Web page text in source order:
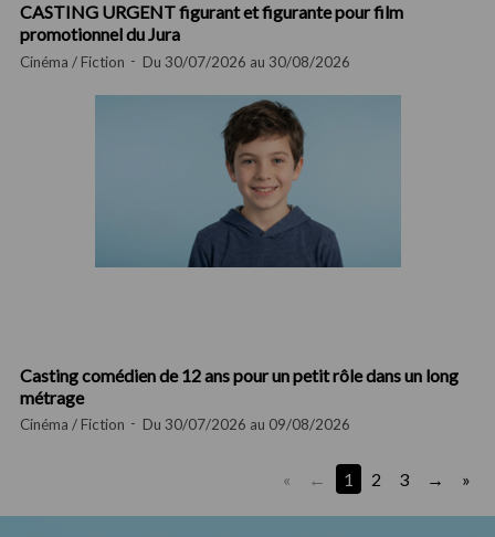
CASTING URGENT figurant et figurante pour film
promotionnel du Jura
Cinéma / Fiction Du 30/07/2026 au 30/08/2026
Casting comédien de 12 ans pour un petit rôle dans un long
métrage
Cinéma / Fiction Du 30/07/2026 au 09/08/2026
« 1 2 3 »